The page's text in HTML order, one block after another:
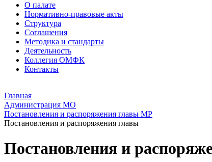
О палате
Нормативно-правовые акты
Структура
Соглашения
Методика и стандарты
Деятельность
Коллегия ОМФК
Контакты
Главная
Администрация МО
Постановления и распоряжения главы МР
Постановления и распоряжения главы
Постановления и